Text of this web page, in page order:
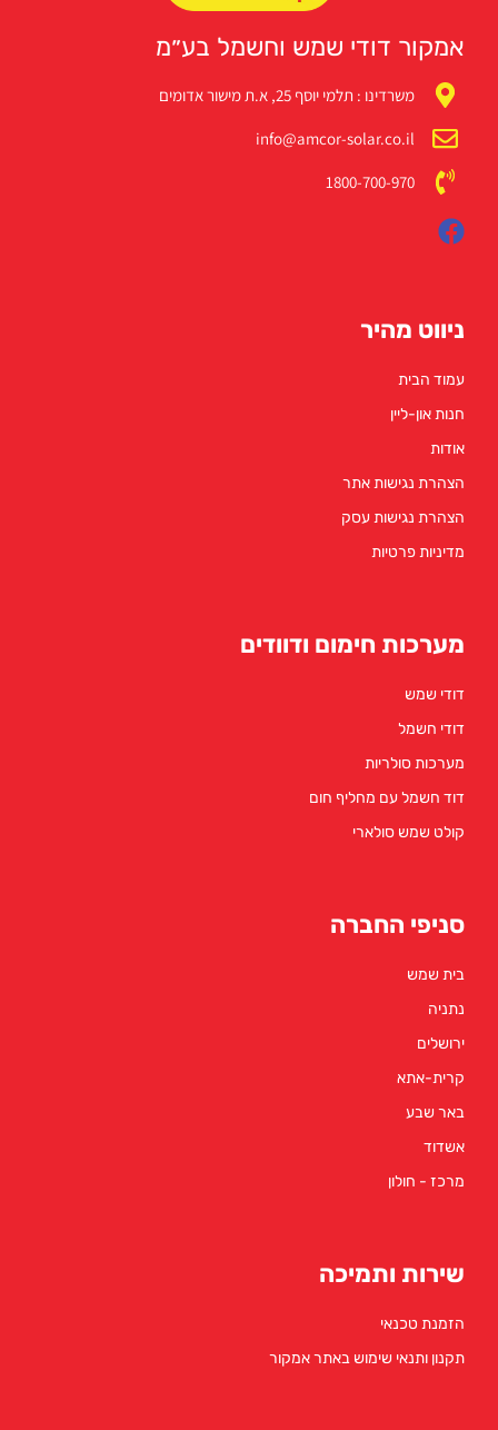
אמקור דודי שמש וחשמל בע״מ
משרדינו : תלמי יוסף 25, א.ת מישור אדומים
info@amcor-solar.co.il
1800-700-970
ניווט מהיר
עמוד הבית
חנות און-ליין
אודות
הצהרת נגישות אתר
הצהרת נגישות עסק
מדיניות פרטיות
מערכות חימום ודוודים
דודי שמש
דודי חשמל
מערכות סולריות
דוד חשמל עם מחליף חום
קולט שמש סולארי
סניפי החברה
בית שמש
נתניה
ירושלים
קרית-אתא
באר שבע
אשדוד
מרכז - חולון
שירות ותמיכה
הזמנת טכנאי
תקנון ותנאי שימוש באתר אמקור